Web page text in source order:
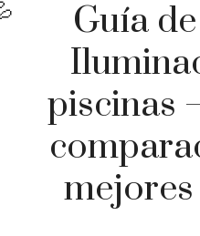
Guía
piscinas